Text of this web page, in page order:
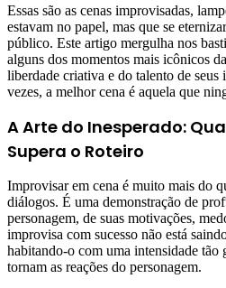
Essas são as cenas improvisadas,
estavam no papel, mas que se
público. Este artigo mergulha nos
alguns dos momentos mais icônicos
liberdade criativa e do talento de seus
vezes, a melhor cena é aquela que
A Arte do Inesperado:
Supera o Roteiro
Improvisar em cena é muito mais do
diálogos. É uma demonstração de
personagem, de suas motivações,
improvisa com sucesso não está
habitando-o com uma intensidade tão
tornam as reações do personagem.